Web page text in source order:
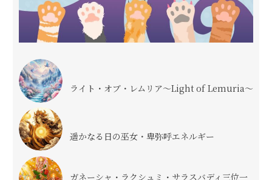
ライト・オブ・レムリア〜Light of Lemuria〜
遥かなる日の巫女・卑弥呼エネルギー
ガネーシャ・ラクシュミ・サラスバディ三位一